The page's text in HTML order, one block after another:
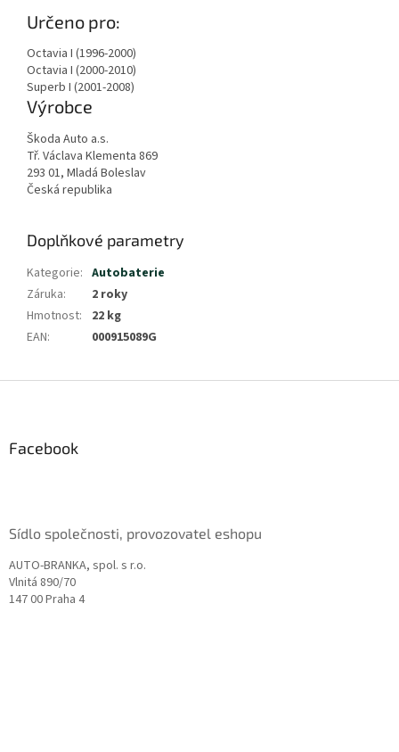
méně
Určeno pro:
Octavia I (1996-2000)
Octavia I (2000-2010)
Superb I (2001-2008)
Výrobce
Škoda Auto a.s.
Tř. Václava Klementa 869
293 01, Mladá Boleslav
Česká republika
Doplňkové parametry
Kategorie: Autobaterie
Záruka:
2 roky
Hmotnost:
22 kg
EAN: 000915089G
Facebook
Sídlo společnosti, provozovatel eshopu
AUTO-BRANKA, spol. s r.o.
Vlnitá 890/70
147 00 Praha 4